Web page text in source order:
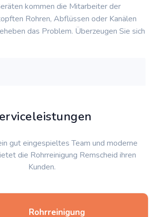
kommen die Mitarbeiter der
Rohren, Abflüssen oder Kanälen
das Problem. Überzeugen Sie sich
gut eingespieltes Team und moderne
die Rohrreinigung Remscheid ihren
Kunden.
Rohrreinigung